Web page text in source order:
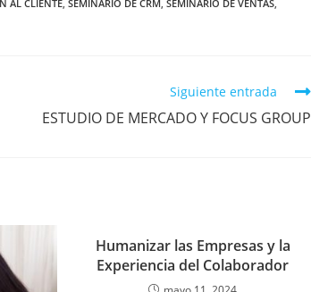
AL CLIENTE SEMINARIO DE CRM SEMINARIO DE VENTAS
Siguiente entrada
ESTUDIO DE MERCADO Y FOCUS GROUP
Humanizar las Empresas y la
Experiencia del Colaborador